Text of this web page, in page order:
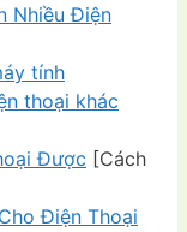
Nhiều Điện
tính
thoại khác
Được [Cách
Điện Thoại